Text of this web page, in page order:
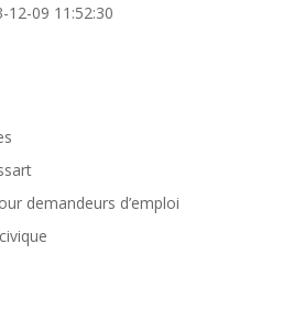
12-09 11:52:30
demandeurs d’emploi